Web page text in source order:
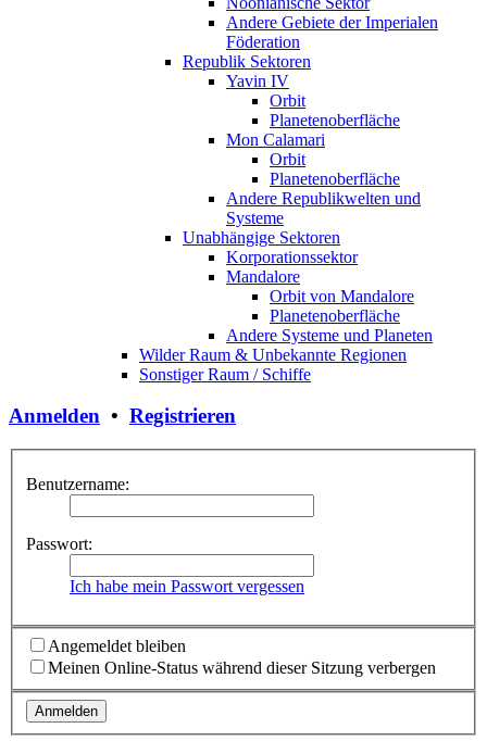
Andere Gebiete der Imperialen
Föderation
Republik Sektoren
Yavin IV
Orbit
Planetenoberfläche
Mon Calamari
Orbit
Planetenoberfläche
Andere Republikwelten und
Systeme
Unabhängige Sektoren
Korporationssektor
Mandalore
Orbit von Mandalore
Planetenoberfläche
Andere Systeme und Planeten
Wilder Raum & Unbekannte Regionen
Sonstiger Raum / Schiffe
Anmelden • Registrieren
Benutzername:
Passwort:
Ich habe mein Passwort vergessen
Angemeldet bleiben
Meinen Online-Status während dieser Sitzung verbergen